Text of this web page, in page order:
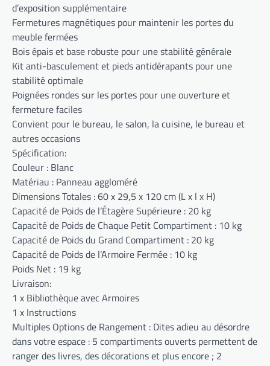
d’exposition supplémentaire
Fermetures magnétiques pour maintenir les portes du
meuble fermées
Bois épais et base robuste pour une stabilité générale
Kit anti-basculement et pieds antidérapants pour une
stabilité optimale
Poignées rondes sur les portes pour une ouverture et
fermeture faciles
Convient pour le bureau, le salon, la cuisine, le bureau et
autres occasions
Spécification:
Couleur : Blanc
Matériau : Panneau aggloméré
Dimensions Totales : 60 x 29,5 x 120 cm (L x l x H)
Capacité de Poids de l’Étagère Supérieure : 20 kg
Capacité de Poids de Chaque Petit Compartiment : 10 kg
Capacité de Poids du Grand Compartiment : 20 kg
Capacité de Poids de l’Armoire Fermée : 10 kg
Poids Net : 19 kg
Livraison:
1 x Bibliothèque avec Armoires
1 x Instructions
Multiples Options de Rangement : Dites adieu au désordre
dans votre espace : 5 compartiments ouverts permettent de
ranger des livres, des décorations et plus encore ; 2